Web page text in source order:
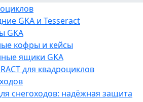
GKA и Tesseract
GKA
кофры и кейсы
ящики GKA
для квадроциклов
снегоходов: надёжная защита